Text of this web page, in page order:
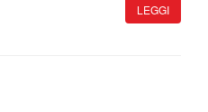
LEGGI